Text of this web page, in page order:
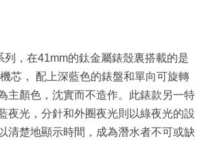
列，在41mm的鈦金屬錶殼裏搭載的是
芯， 配上深藍色的錶盤和單向可旋轉
主顏色，沈實而不造作。此錶款另一特
夜光，分針和外圈夜光則以綠夜光的設
清楚地顯示時間，成為潛水者不可或缺